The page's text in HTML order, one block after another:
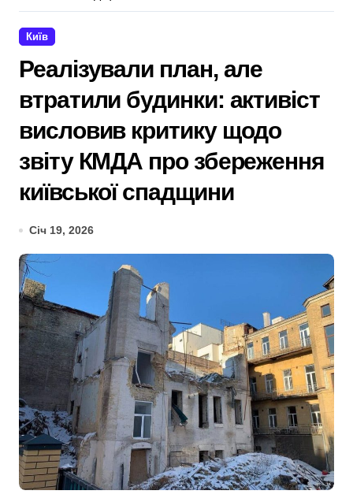
Київ
Реалізували план, але
втратили будинки: активіст
висловив критику щодо
звіту КМДА про збереження
київської спадщини
Січ 19, 2026